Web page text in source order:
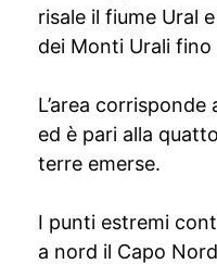
risale il fiume Ural
dei Monti Urali fino
L’area
ed è pari alla
terre emerse.
I punti estremi
a nord il Capo